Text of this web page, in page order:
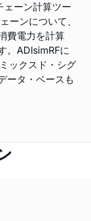
ェーン計算ツー
ーンについて、
費電力を計算
。ADIsimRFに
ックスド・シグ
ータ・ベースも